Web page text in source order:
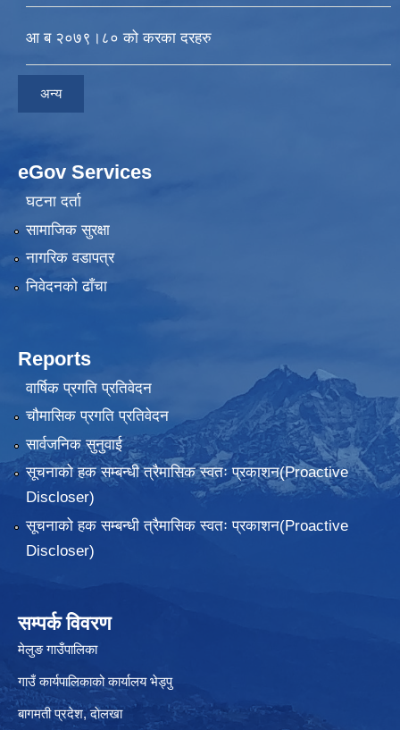
आ ब २०७९।८० को करका दरहरु
अन्य
eGov Services
घटना दर्ता
सामाजिक सुरक्षा
नागरिक वडापत्र
निवेदनकाे ढाँचा
Reports
वार्षिक प्रगति प्रतिवेदन
चौमासिक प्रगति प्रतिवेदन
सार्वजनिक सुनुवाई
सूचनाको हक सम्बन्धी त्रैमासिक स्वतः प्रकाशन(Proactive
Discloser)
सूचनाको हक सम्बन्धी त्रैमासिक स्वतः प्रकाशन(Proactive
Discloser)
सम्पर्क विवरण
मेलुङ गाउँपालिका
गाउँ कार्यपालिकाको कार्यालय भेड्पु
बागमती प्रदेश, दाेलखा